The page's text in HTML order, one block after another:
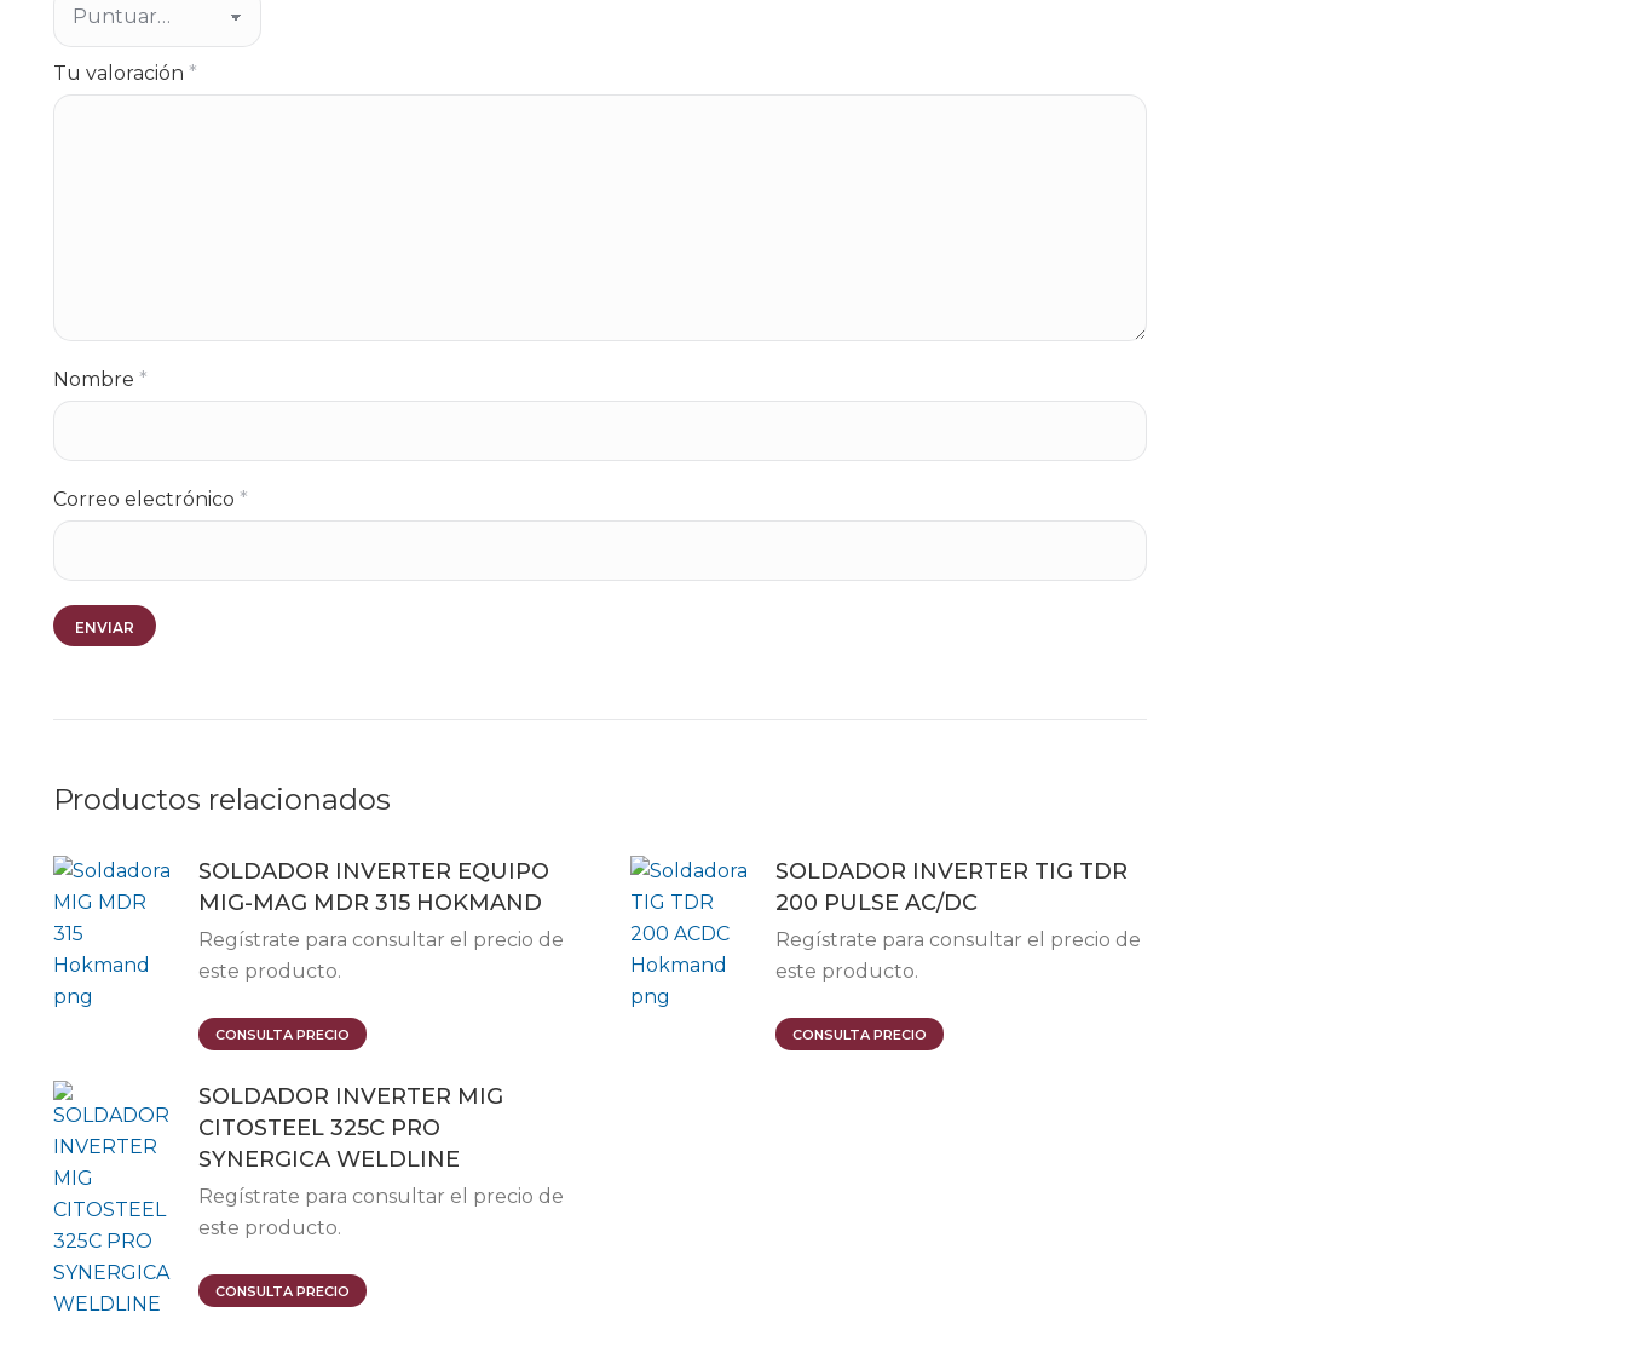
Tu valoración *
Nombre *
Correo electrónico *
Productos relacionados
SOLDADOR INVERTER EQUIPO
MIG-MAG MDR 315 HOKMAND
Regístrate para consultar el precio de
este producto.
CONSULTA PRECIO
SOLDADOR INVERTER TIG TDR
200 PULSE AC/DC
Regístrate para consultar el precio de
este producto.
CONSULTA PRECIO
SOLDADOR INVERTER MIG
CITOSTEEL 325C PRO
SYNERGICA WELDLINE
Regístrate para consultar el precio de
este producto.
CONSULTA PRECIO